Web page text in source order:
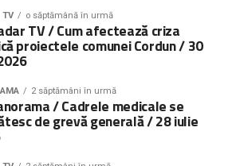
TV o săptămână în urmă
TV / Cum afectează criza
proiectele comunei Cordun / 30
2 săptămâni în urmă
/ Cadrele medicale se
de grevă generală / 28 iulie